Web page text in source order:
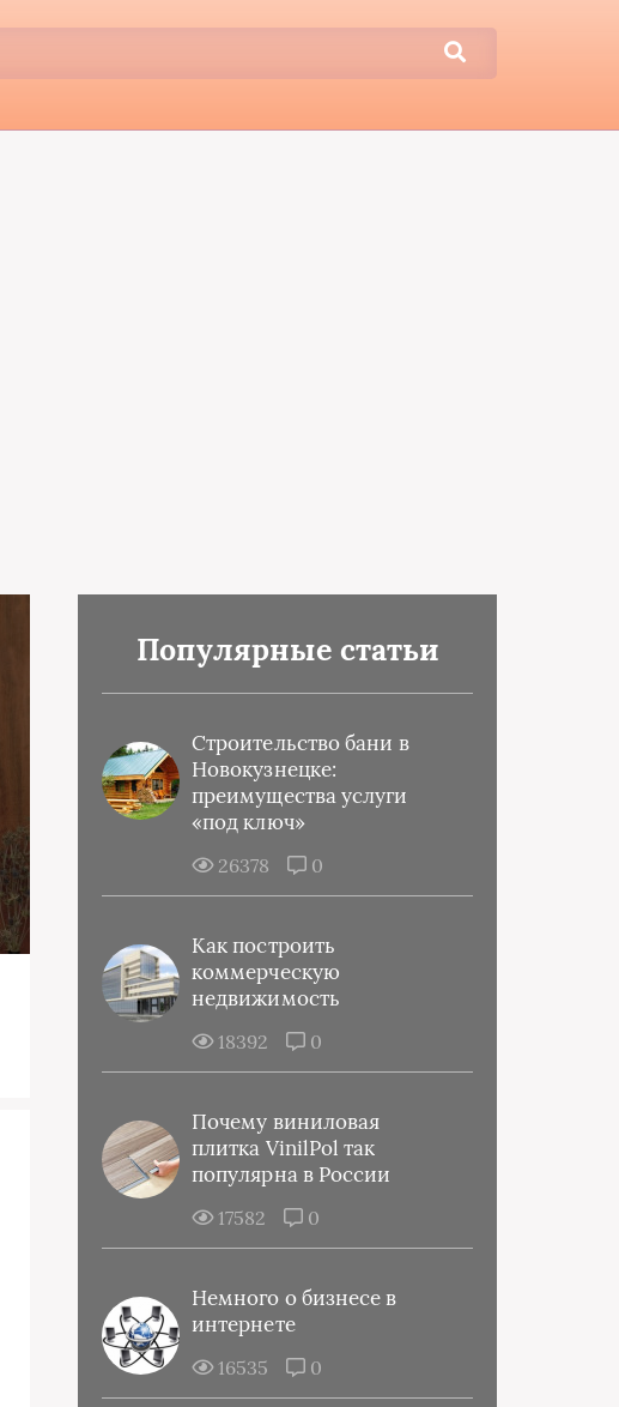
Популярные статьи
Строительство бани в
Новокузнецке:
преимущества услуги
«под ключ»
26378 0
Как построить
коммерческую
недвижимость
18392 0
Почему виниловая
плитка VinilPol так
популярна в России
17582 0
Немного о бизнесе в
интернете
16535 0